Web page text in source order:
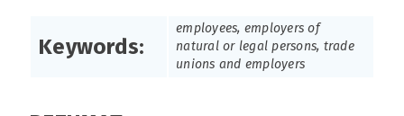
Keywords:
employees, employers of
natural or legal persons, trade
unions and employers